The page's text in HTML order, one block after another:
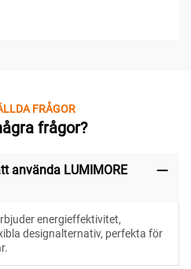
FRÅGOR
frågor?
använda LUMIMORE
energieffektivitet,
designalternativ, perfekta för